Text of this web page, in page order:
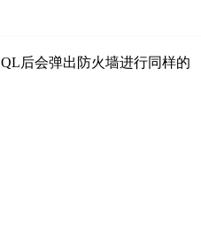
后会弹出防火墙进行同样的